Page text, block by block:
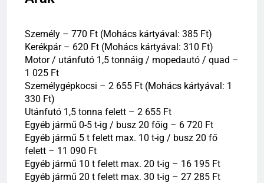
Személy – 770 Ft (Mohács kártyával: 385 Ft)
Kerékpár – 620 Ft (Mohács kártyával: 310 Ft)
Motor / utánfutó 1,5 tonnáig / mopedautó / quad –
1 025 Ft
Személygépkocsi – 2 655 Ft (Mohács kártyával: 1
330 Ft)
Utánfutó 1,5 tonna felett – 2 655 Ft
Egyéb jármű 0-5 t-ig / busz 20 főig – 6 720 Ft
Egyéb jármű 5 t felett max. 10 t-ig / busz 20 fő
felett – 11 090 Ft
Egyéb jármű 10 t felett max. 20 t-ig – 16 195 Ft
Egyéb jármű 20 t felett max. 30 t-ig – 27 285 Ft